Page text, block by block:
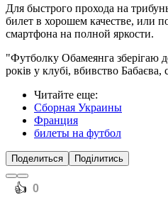
Для быстрого прохода на
билет в хорошем качестве, или
смартфона на полной яркости.
"Футболку Обамеянга зберігаю
років у клубі, вбивство
Читайте еще:
Сборная Украины
Франция
билеты на футбол
Поделиться Поділитись
️👍 0